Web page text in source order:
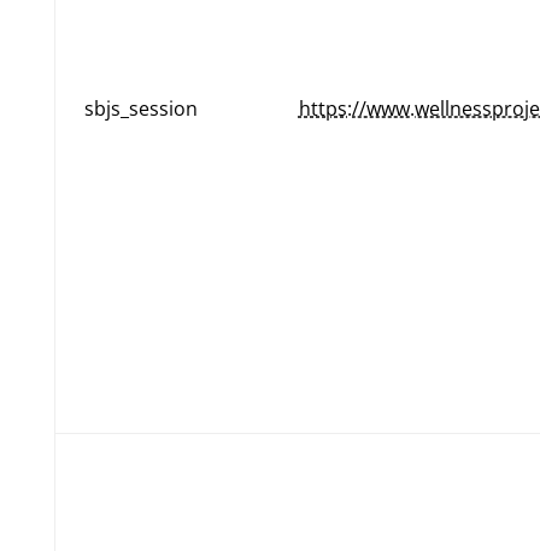
sbjs_session https://